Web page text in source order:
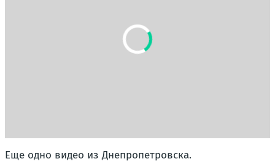
Еще одно видео из Днепропетровска.